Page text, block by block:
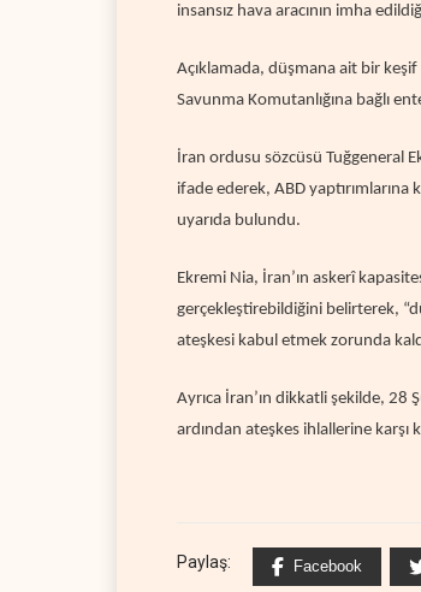
insansız hava aracının imha
Açıklamada, düşmana ait bir keşif
Savunma Komutanlığına bağlı
İran ordusu sözcüsü Tuğgeneral
ifade ederek, ABD yaptırımlarına
uyarıda bulundu.
Ekremi Nia, İran’ın askerî
gerçekleştirebildiğini belirterek,
ateşkesi kabul etmek zorunda
Ayrıca İran’ın dikkatli şekilde, 28
ardından ateşkes ihlallerine
Paylaş: Facebook